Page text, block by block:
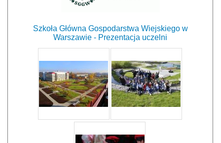
Szkoła Główna Gospodarstwa Wiejskiego w
Warszawie - Prezentacja uczelni